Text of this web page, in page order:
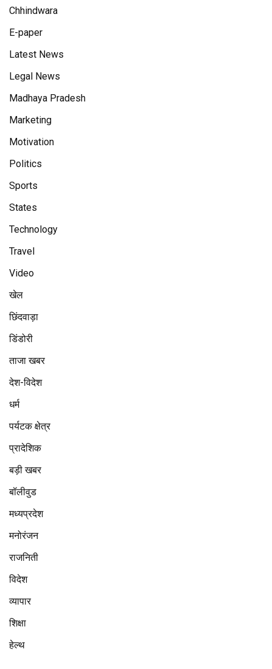
Chhindwara
E-paper
Latest News
Legal News
Madhaya Pradesh
Marketing
Motivation
Politics
Sports
States
Technology
Travel
Video
खेल
छिंदवाड़ा
डिंडोरी
ताजा खबर
देश-विदेश
धर्म
पर्यटक क्षेत्र
प्रादेशिक
बड़ी खबर
बॉलीवुड
मध्यप्रदेश
मनोरंजन
राजनिती
विदेश
व्यापार
शिक्षा
हेल्थ